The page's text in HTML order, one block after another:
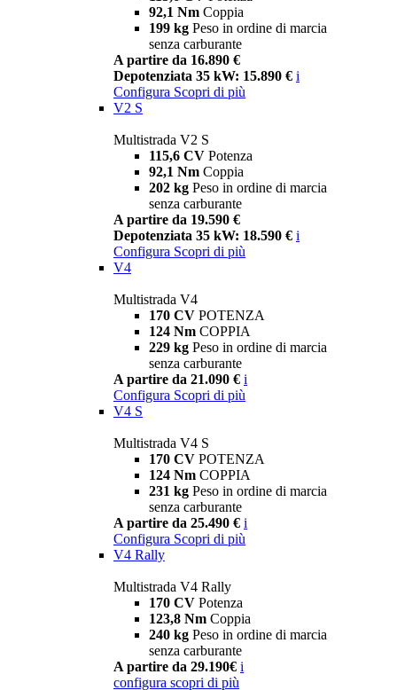
92,1 Nm Coppia
199 kg Peso in ordine di marcia
senza carburante
A partire da 16.890 €
Depotenziata 35 kW: 15.890 € i
Configura Scopri di più
V2 S
Multistrada V2 S
115,6 CV Potenza
92,1 Nm Coppia
202 kg Peso in ordine di marcia
senza carburante
A partire da 19.590 €
Depotenziata 35 kW: 18.590 € i
Configura Scopri di più
V4
Multistrada V4
170 CV POTENZA
124 Nm COPPIA
229 kg Peso in ordine di marcia
senza carburante
A partire da 21.090 € i
Configura Scopri di più
V4 S
Multistrada V4 S
170 CV POTENZA
124 Nm COPPIA
231 kg Peso in ordine di marcia
senza carburante
A partire da 25.490 € i
Configura Scopri di più
V4 Rally
Multistrada V4 Rally
170 CV Potenza
123,8 Nm Coppia
240 kg Peso in ordine di marcia
senza carburante
A partire da 29.190€ i
configura scopri di più